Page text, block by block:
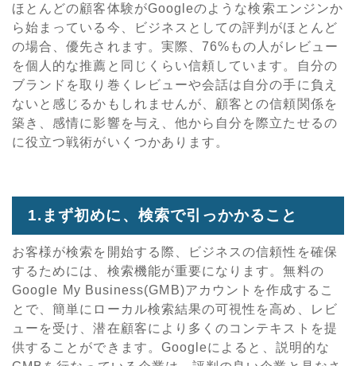
ほとんどの顧客体験がGoogleのような検索エンジンか
ら始まっている今、ビジネスとしての評判がほとんど
の場合、優先されます。実際、76% もの人がレビュー
を個人的な推薦と同じくらい信頼しています。自分の
ブランドを取り巻くレビューや会話は自分の手に負え
ないと感じるかもしれませんが、顧客との信頼関係を
築き、感情に影響を与え、他から自分を際立たせるの
に役立つ戦術がいくつかあります。
1. まず初めに、検索で引っかかること
お客様が検索を開始する際、ビジネスの信頼性を確保
するためには、検索機能が重要になります。無料の
Google My Business(GMB)アカウントを作成するこ
とで、簡単にローカル検索結果の可視性を高め、レビ
ューを受け、潜在顧客により多くのコンテキストを提
供することができます。 Googleによると、説明的な